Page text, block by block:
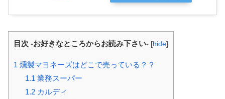
目次 -お好きなところからお読み下さい- [hide]
1 燻製マヨネーズはどこで売っている？？
1.1 業務スーパー
1.2カルディ